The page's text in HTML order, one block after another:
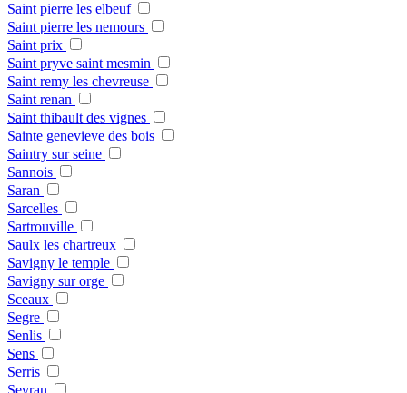
Saint pierre les elbeuf
Saint pierre les nemours
Saint prix
Saint pryve saint mesmin
Saint remy les chevreuse
Saint renan
Saint thibault des vignes
Sainte genevieve des bois
Saintry sur seine
Sannois
Saran
Sarcelles
Sartrouville
Saulx les chartreux
Savigny le temple
Savigny sur orge
Sceaux
Segre
Senlis
Sens
Serris